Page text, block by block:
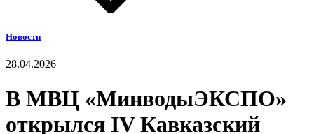
Новости
28.04.2026
В МВЦ «МинводыЭКСПО»
открылся IV Кавказский